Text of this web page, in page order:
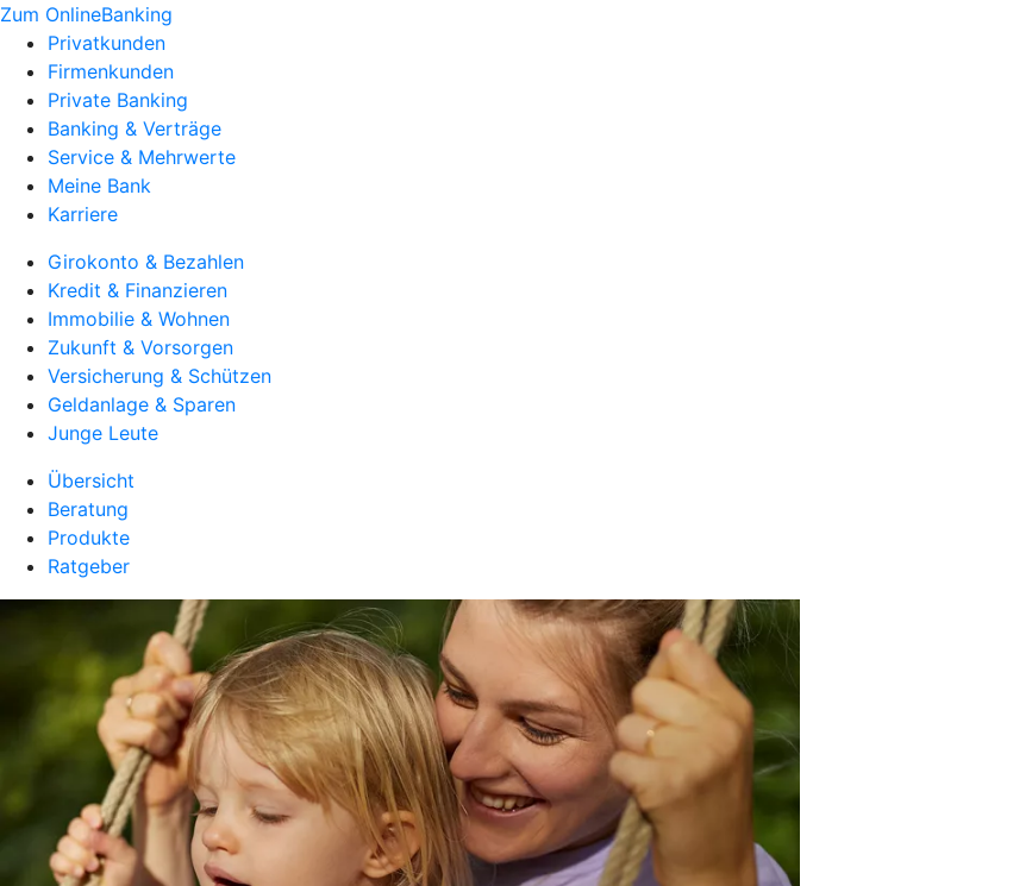
Zum OnlineBanking
Privatkunden
Firmenkunden
Private Banking
Banking & Verträge
Service & Mehrwerte
Meine Bank
Karriere
Girokonto & Bezahlen
Kredit & Finanzieren
Immobilie & Wohnen
Zukunft & Vorsorgen
Versicherung & Schützen
Geldanlage & Sparen
Junge Leute
Übersicht
Beratung
Produkte
Ratgeber